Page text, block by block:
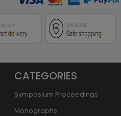
CATEGORIES
Symposium Proceedings
Monographs